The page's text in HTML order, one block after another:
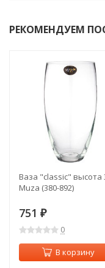
РЕКОМЕНДУЕМ
Ваза "classic" высота
Muza (380-892)
751 ₽
0
В корзину